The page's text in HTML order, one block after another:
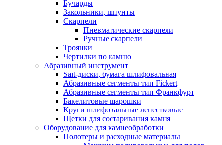
Бучарды
Закольники, шпунты
Скарпели
Пневматические скарпели
Ручные скарпели
Троянки
Чертилки по камню
Абразивный инструмент
Sait-диски, бумага шлифовальная
Абразивные сегменты тип Fickert
Абразивные сегменты тип Франкфурт
Бакелитовые шарошки
Круги шлифовальные лепестковые
Щетки для состаривания камня
Оборудование для камнеобработки
Полотеры и расходные материалы